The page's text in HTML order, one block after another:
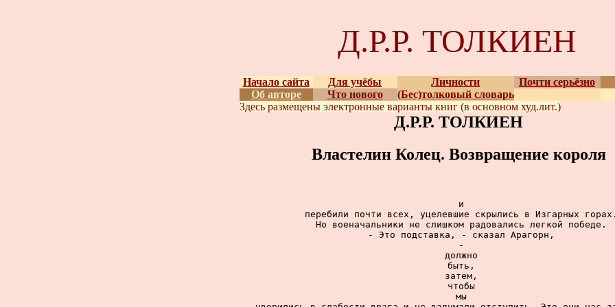
Д.Р.Р. ТОЛКИЕН
Начало сайта Для учёбы Личности Почти серьёзно
Об авторе
Что нового (Бес)толковый словарь
Здесь размещены электронные варианты книг (в основном худ.лит.)
Д.Р.Р. ТОЛКИЕН
Властелин Колец. Возвращение короля
и
перебили почти всех, уцелевшие скрылись в Изгарных горах.
Но военачальники не слишком радовались легкой победе.
- Это подставка, - сказал Арагорн,
-
должно
быть,
затем,
чтобы
мы